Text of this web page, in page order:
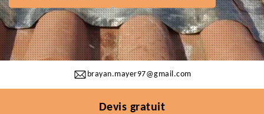
brayan.mayer97@gmail.com
Devis gratuit